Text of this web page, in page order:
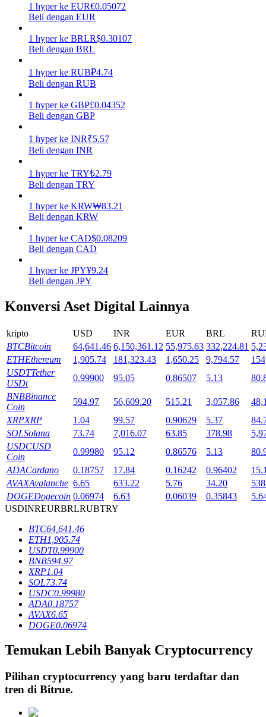
Dapatkan imbalan kompetitif setiap hari
Mempertaruhkan
Launchpool
Staking fleksibel untuk mendapatkan token populer
Penguncian BTR
Investasi eksklusif untuk pemegang BTR
Pinjaman
Layanan pinjaman yang didukung Crypto
1 hyper ke EUR€0.05072
Beli dengan EUR
1 hyper ke BRLR$0.30107
Beli dengan BRL
1 hyper ke RUB₽4.74
Beli dengan RUB
1 hyper ke GBP£0.04352
Beli dengan GBP
1 hyper ke INR₹5.57
Beli dengan INR
1 hyper ke TRY₺2.79
Beli dengan TRY
1 hyper ke KRW₩83.21
Beli dengan KRW
1 hyper ke CAD$0.08209
Beli dengan CAD
1 hyper ke JPY¥9.24
Beli dengan JPY
Konversi Aset Digital Lainnya
kripto USD INR EUR BRL
BTCBitcoin 64,641.46 6,150,361.12 55,975.63 332,224.81
ETHEthereum 1,905.74 181,323.43 1,650.25 9,794.57
USDTTether
USDt
0.99900 95.05 0.86507 5.13
BNBBinance
Coin
594.97 56,609.20 515.21 3,057.86
XRPXRP 1.04 99.57 0.90629 5.37
SOLSolana 73.74 7,016.07 63.85 378.98
USDCUSD
Coin
0.99980 95.12 0.86576 5.13
ADACardano 0.18757 17.84 0.16242 0.96402
AVAXAvalanche 6.65 633.22 5.76 34.20
DOGEDogecoin 0.06974 6.63 0.06039 0.35843
USDINREURBRLRUBTRY
BTC64,641.46
ETH1,905.74
USDT0.99900
BNB594.97
XRP1.04
SOL73.74
USDC0.99980
ADA0.18757
AVAX6.65
DOGE0.06974
Temukan Lebih Banyak Cryptocurrency
Pilihan cryptocurrency yang baru terdaftar dan
tren di Bitrue.